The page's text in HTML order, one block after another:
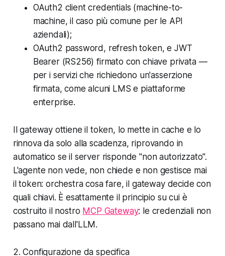
OAuth2 client credentials (machine-to-
machine, il caso più comune per le API
aziendali);
OAuth2 password, refresh token, e JWT
Bearer (RS256) firmato con chiave privata —
per i servizi che richiedono un'asserzione
firmata, come alcuni LMS e piattaforme
enterprise.
Il gateway ottiene il token, lo mette in cache e lo
rinnova da solo alla scadenza, riprovando in
automatico se il server risponde "non autorizzato".
L'agente non vede, non chiede e non gestisce mai
il token: orchestracosafare, il gateway decidecon
quali chiavi. È esattamente il principio su cui è
costruito il nostro MCP Gateway: le credenziali non
passano mai dall'LLM.
2. Configurazione da specifica